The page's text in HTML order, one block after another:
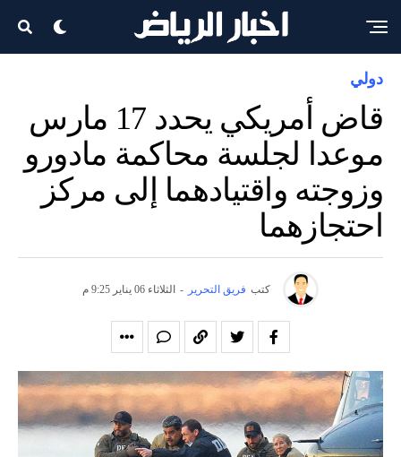
دولي
قاض أمريكي يحدد 17 مارس
موعدا لجلسة محاكمة مادورو
وزوجته واقتيادهما إلى مركز
احتجازهما
كتب فريق التحرير - الثلاثاء 06 يناير 9:25 م